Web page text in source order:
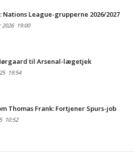
Nations League-grupperne 2026/2027
202619:00
til Arsenal-lægetjek
19:54
Thomas Frank: Fortjener Spurs-job
10:52